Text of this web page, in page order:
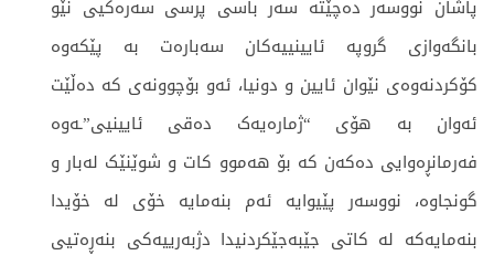
پاشان نووسەر دەچێتە سەر باسی پرسی سەرەکیی نێو
بانگەوازی گروپە ئایینییەکان سەبارەت بە پێکەوە
کۆکردنەوەی نێوان ئایین و دونیا، ئەو بۆچوونەی کە دەڵێت
ئەوان بە هۆی “ژمارەیەک دەقی ئایینیی”ـەوە
فەرمانڕەوایی دەکەن کە بۆ هەموو کات و شوێنێک لەبار و
گونجاوە، نووسەر پێیوایە ئەم بنەمایە خۆی لە خۆیدا
بنەمایەکە لە کاتی جێبەجێکردنیدا دژبەرییەکی بنەڕەتیی